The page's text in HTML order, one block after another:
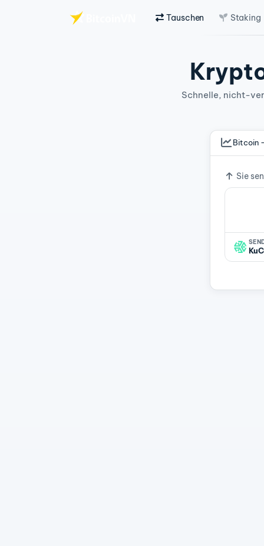
Tauschen Staking
Schnelle, nicht-
Bitcoin
Sie